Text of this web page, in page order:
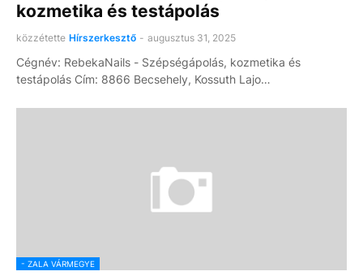
kozmetika és testápolás
közzétette Hírszerkesztő - augusztus 31, 2025
Cégnév: RebekaNails - Szépségápolás, kozmetika és
testápolás Cím: 8866 Becsehely, Kossuth Lajo…
- ZALA VÁRMEGYE